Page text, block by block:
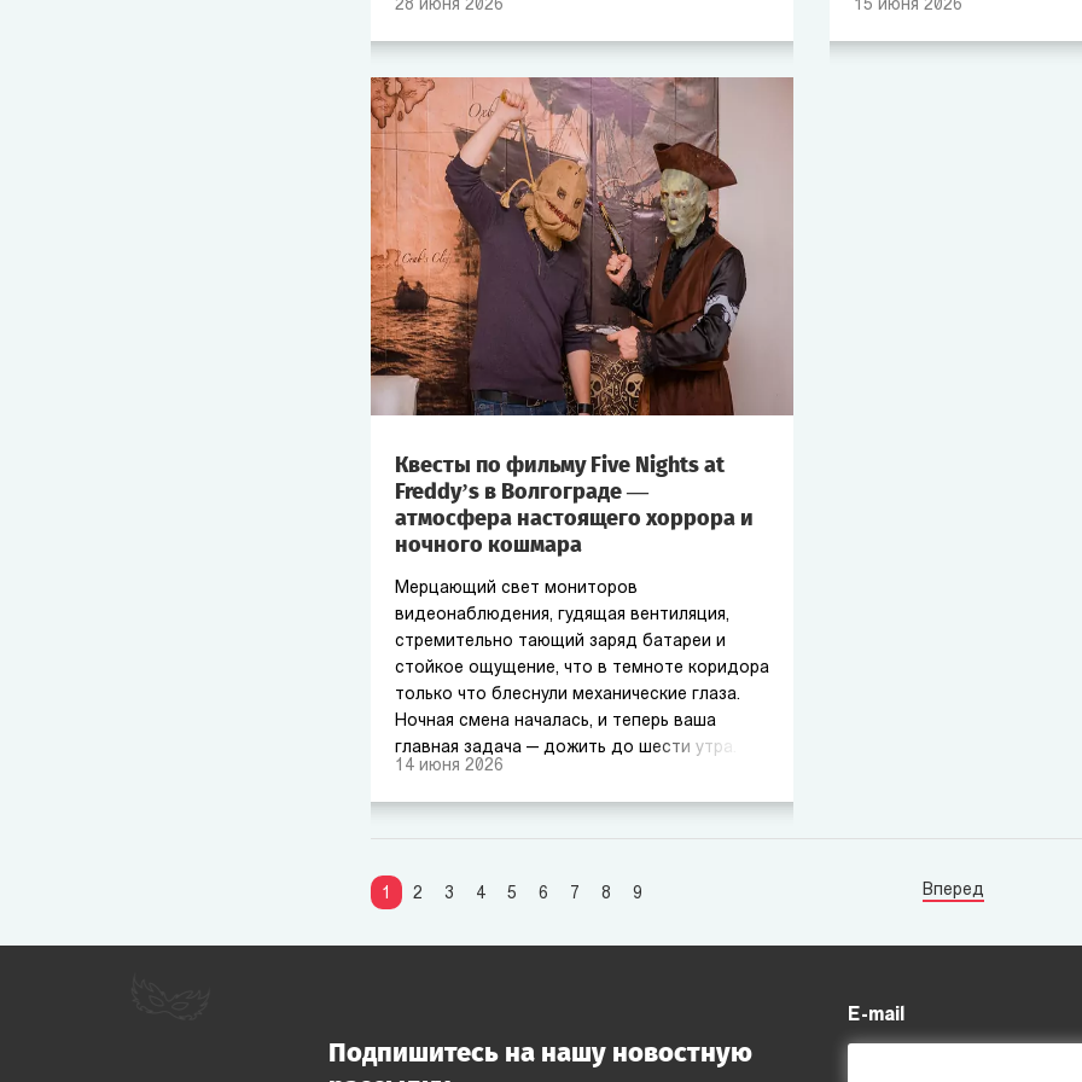
28 июня 2026
скрывается в стенах
чувство безопасности
15 июня 2026
Квесты по фильму Five Nights at
Freddy’s в Волгограде —
атмосфера настоящего хоррора и
ночного кошмара
Мерцающий свет мониторов
видеонаблюдения, гудящая вентиляция,
стремительно тающий заряд батареи и
стойкое ощущение, что в темноте коридора
только что блеснули механические глаза.
Ночная смена началась, и теперь ваша
главная задача — дожить до шести утра.
Уникальная вселенная, зародившаяся как
видеоигра и переросшая в культовый
квест — это не просто игра на экране, это
возможность лично шагнуть в мрачный
14 июня 2026
1 2 3 4 5 6 7 8 9 Вперед
Подпишитесь на нашу новостную
E-mail